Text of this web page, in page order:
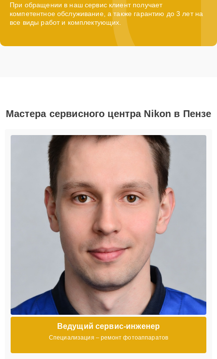
При обращении в наш сервис клиент получает
компетентное обслуживание, а также гарантию до 3 лет на
все виды работ и комплектующих.
Мастера сервисного центра Nikon в Пензе
Ведущий сервис-инженер
Специализация – ремонт фотоаппаратов